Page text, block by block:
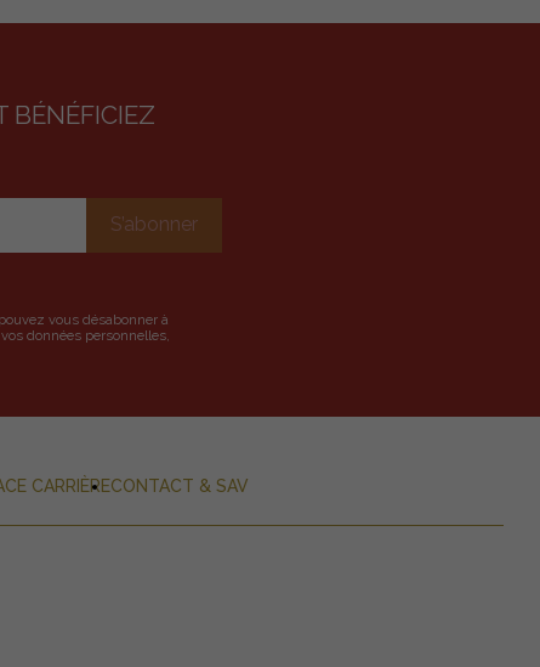
BÉNÉFICIEZ
vous désabonner à
données personnelles,
CARRIÈRECONTACT & SAV